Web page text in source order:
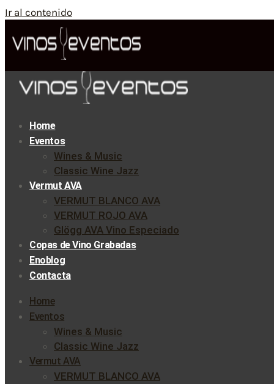
Ir al contenido
Home
Eventos
Wines & Music
Classic Wine Jazz
Vermut AVA
VERMUT BLANCO AVA
VERMUT ROJO AVA
Glögg AVA Vino Especiado
Copas de Vino Grabadas
Enoblog
Contacta
Home
Eventos
Wines & Music
Classic Wine Jazz
Vermut AVA
VERMUT BLANCO AVA